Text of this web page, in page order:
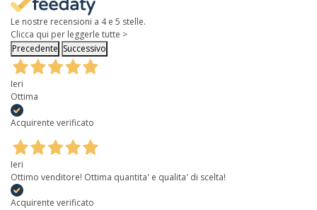
Le nostre recensioni a 4 e 5 stelle.
Clicca qui per leggerle tutte >
Precedente Successivo
Ieri
Ottima
Acquirente verificato
Ieri
Ottimo venditore! Ottima quantita' e qualita' di scelta!
Acquirente verificato